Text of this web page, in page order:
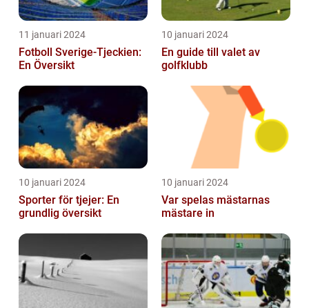
11 januari 2024
Fotboll Sverige-Tjeckien:
En Översikt
10 januari 2024
En guide till valet av
golfklubb
10 januari 2024
Sporter för tjejer: En
grundlig översikt
10 januari 2024
Var spelas mästarnas
mästare in